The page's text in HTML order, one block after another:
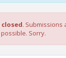
closed. Submissions
possible. Sorry.